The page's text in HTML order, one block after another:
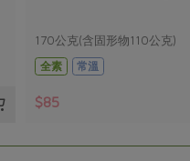
170公克(含固形物110公克)
全素
常溫
$85